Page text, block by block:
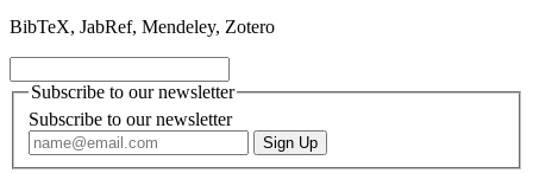
BibTeX, JabRef, Mendeley, Zotero
Subscribe to our newsletter
Subscribe to our newsletter